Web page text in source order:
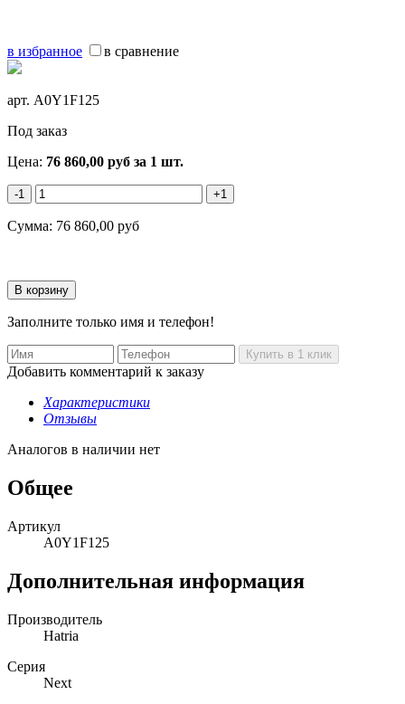
в избранное в сравнение
арт. A0Y1F125
Под заказ
Цена: 76 860,00 руб за 1 шт.
-1 +1
Сумма: 76 860,00 руб
Заполните только имя и телефон!
Добавить комментарий к заказу
Характеристики
Отзывы
Аналогов в наличии нет
Общее
Артикул
A0Y1F125
Дополнительная информация
Производитель
Hatria
Серия
Next